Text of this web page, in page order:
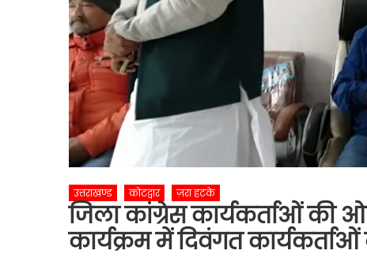
उत्तराखण्ड कोटद्वार ज़रा हटके
जिला कांग्रेस कार्यकर्ताओं की
कार्यक्रम में दिवंगत कार्यकर्ताओं